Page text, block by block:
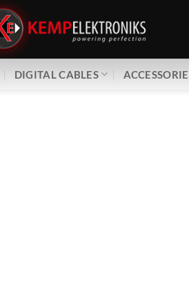
DIGITAL CABLES